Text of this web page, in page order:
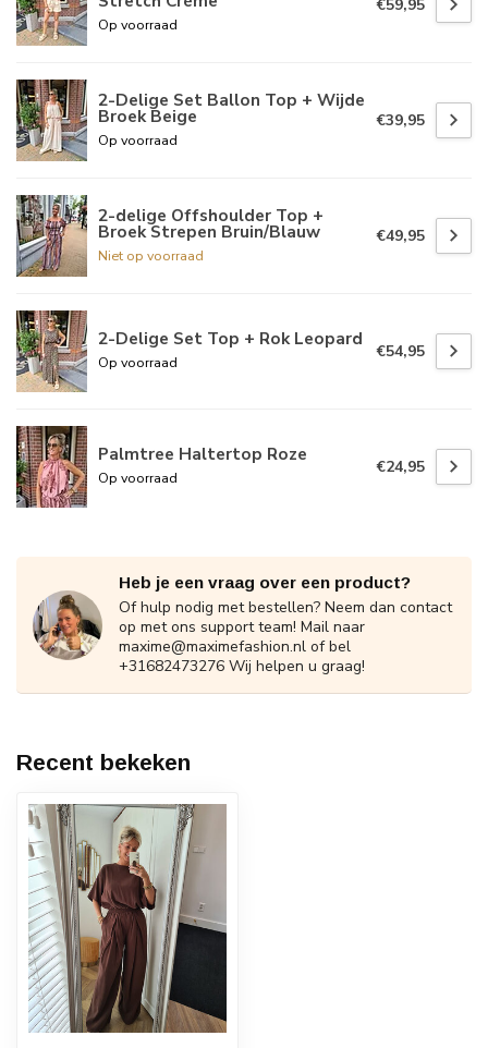
Op voorraad
€59,95
2-Delige Set Ballon Top + Wijde
Broek Beige
Op voorraad
€39,95
2-delige Offshoulder Top +
Broek Strepen Bruin/Blauw
Niet op voorraad
€49,95
2-Delige Set Top + Rok Leopard
Op voorraad
€54,95
Palmtree Haltertop Roze
Op voorraad
€24,95
Heb je een vraag over een product?
Of hulp nodig met bestellen? Neem dan contact
op met ons support team! Mail naar
maxime@maximefashion.nl of bel
+31682473276 Wij helpen u graag!
Recent bekeken